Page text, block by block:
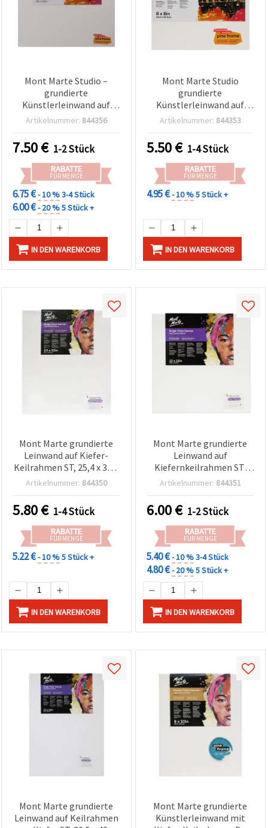
Mont Marte Studio –
grundierte
Künstlerleinwand auf
Kiefer-Keilrahmen, Profi-
Artikelnummer: 844356
7.50€ 1-2 Stück
RABATTE
FÜR MENGE
6.75 €- 10 %3-4 Stück
6.00 €- 20 %5 Stück +
IN DEN WARENKORB
Mont Marte Studio
grundierte
Künstlerleinwand auf
Kiefer-Keilrahmen, Pro-
Artikelnummer: 844353
5.50€ 1-4 Stück
RABATTE
FÜR MENGE
4.95 €- 10 %5 Stück +
IN DEN WARENKORB
Mont Marte grundierte
Leinwand auf Kiefer-
Keilrahmen ST, 25,4 x 30,5
cm
Artikelnummer: 844350
5.80€ 1-4 Stück
RABATTE
FÜR MENGE
5.22 €- 10 %5 Stück +
IN DEN WARENKORB
Mont Marte grundierte
Leinwand auf
Kiefernkeilrahmen ST,
30,5 x 30,5 cm
Artikelnummer: 844351
6.00€ 1-2 Stück
RABATTE
FÜR MENGE
5.40 €- 10 %3-4 Stück
4.80 €- 20 %5 Stück +
IN DEN WARENKORB
Mont Marte grundierte
Leinwand auf Keilrahmen
Mont Marte grundierte
Künstlerleinwand mit